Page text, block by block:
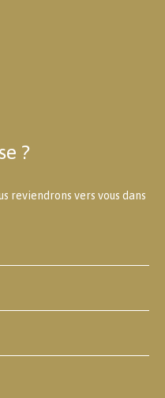
?
reviendrons vers vous dans